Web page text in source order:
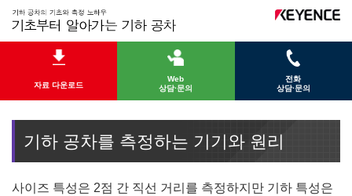
자료 다운로드
Web
상담·문의
전화
상담·문의
기하 공차를 측정하는 기기와 원리
사이즈 특성은 2점 간 직선 거리를 측정하지만 기하 특성은